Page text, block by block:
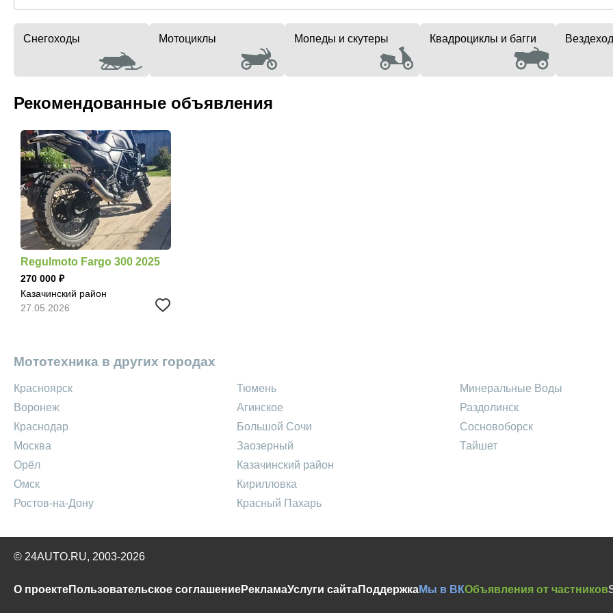
Снегоходы Мотоциклы Мопеды и скутеры Квадроциклы и багги
Рекомендованные объявления
Regulmoto Fargo 300 2025
270 000
Казачинский район
27.05.2026
Мототехника в других городах
Красноярск
Воронеж
Краснодар
Москва
Орёл
Омск
Ростов-на-Дону
Тюмень
Агинское
Большой Сочи
Заозерный
Казачинский район
Кирилловка
Красный Пахарь
Минеральные Воды
Раздолинск
Сосновоборск
Тайшет
© 24AUTO.RU, 2003-2026
О проектеПользовательское соглашениеРекламаУслуги сайтаПоддержкаМы в ВКОбъявления от частников